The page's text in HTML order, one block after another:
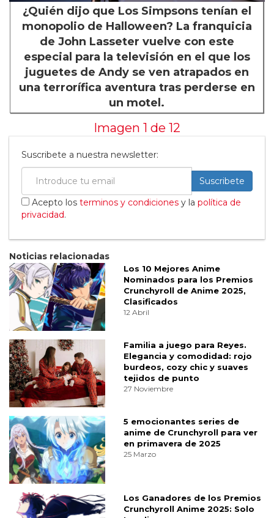
¿Quién dijo que Los Simpsons tenían el
monopolio de Halloween? La franquicia
de John Lasseter vuelve con este
especial para la televisión en el que los
juguetes de Andy se ven atrapados en
una terrorífica aventura tras perderse en
un motel.
Imagen 1 de 12
Suscribete a nuestra newsletter:
Suscribete
Acepto los terminos y condiciones y la política de
privacidad.
Noticias relacionadas
Los 10 Mejores Anime
Nominados para los Premios
Crunchyroll de Anime 2025,
Clasificados
12 Abril
Familia a juego para Reyes.
Elegancia y comodidad: rojo
burdeos, cozy chic y suaves
tejidos de punto
27 Noviembre
5 emocionantes series de
anime de Crunchyroll para ver
en primavera de 2025
25 Marzo
Los Ganadores de los Premios
Crunchyroll Anime 2025: Solo